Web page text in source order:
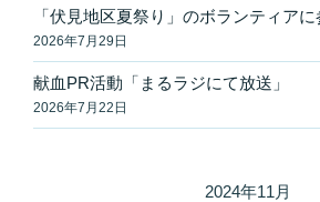
「伏見地区夏祭り」のボランティアに
2026年7月29日
献血PR活動「まるラジにて放送」
2026年7月22日
2024年11月